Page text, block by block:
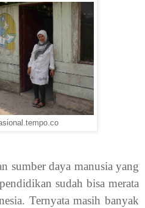
sumber daya manusia yang
sudah bisa merata
Ternyata masih banyak